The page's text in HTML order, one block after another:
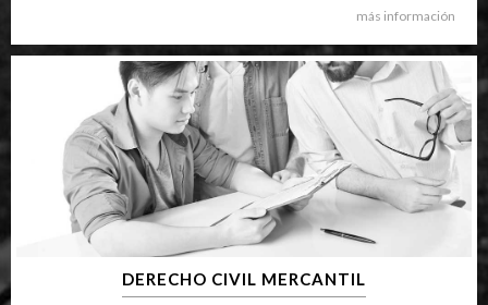
más información
DERECHO CIVIL MERCANTIL